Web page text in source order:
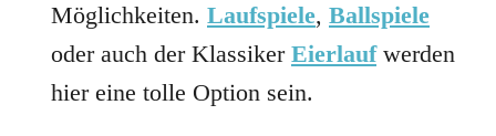
Möglichkeiten. Laufspiele, Ballspiele
oder auch der Klassiker Eierlaufwerden
hier eine tolle Option sein.